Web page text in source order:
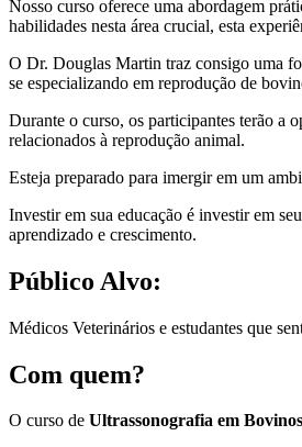
Nosso curso oferece uma abordagem
habilidades nesta área crucial, esta
O Dr. Douglas Martin traz consigo uma
se especializando em reprodução de
Durante o curso, os participantes terão a
relacionados à reprodução animal.
Esteja preparado para imergir em um
Investir em sua educação é investir em
aprendizado e crescimento.
Público Alvo:
Médicos Veterinários e estudantes que
Com quem?
O curso de Ultrassonografia em